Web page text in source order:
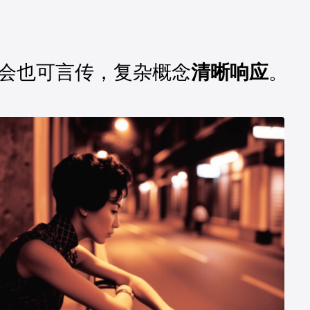
Flux.1 Dev
Flux.1 Dev
也可言传，复杂概念清晰响应。